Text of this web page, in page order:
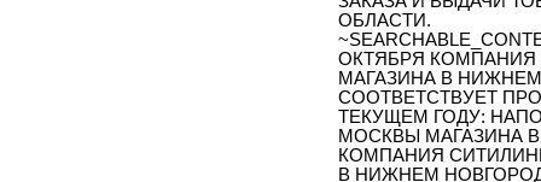
ОБЛАСТИ.
ОКТЯБРЯ КОМПАНИЯ
МАГАЗИНА В
СООТВЕТСТВУЕТ
ТЕКУЩЕМ ГОДУ:
МОСКВЫ МАГАЗИНА В
КОМПАНИЯ
В НИЖНЕМ